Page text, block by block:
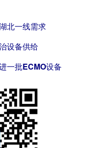
北一线需求
设备供给
批ECMO设备